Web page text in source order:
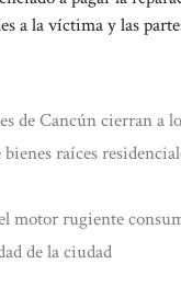
a la víctima y las
de Cancún cierran a
bienes raíces
motor rugiente
de la ciudad